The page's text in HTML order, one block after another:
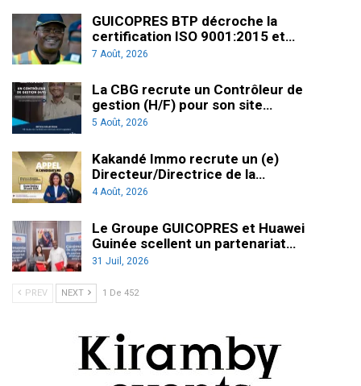
GUICOPRES BTP décroche la
certification ISO 9001:2015 et…
7 Août, 2026
La CBG recrute un Contrôleur de
gestion (H/F) pour son site…
5 Août, 2026
Kakandé Immo recrute un (e)
Directeur/Directrice de la…
4 Août, 2026
Le Groupe GUICOPRES et Huawei
Guinée scellent un partenariat…
31 Juil, 2026
PREV NEXT 1 De 452